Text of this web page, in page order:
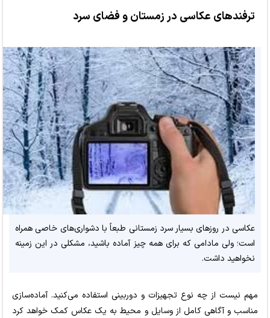
ترفندهای عکاسی در زمستان و فضای سرد
عکاسی در روزهای بسیار سرد زمستانی طبعاً با دشواری‌های خاصی همراه
است؛ ولی مادامی که برای همه چیز آماده باشید، مشکلی در این زمینه
نخواهید داشت.
مهم نیست از چه نوع تجهیزات و دوربینی استفاده می‌کنید. آماده‌سازی
مناسب و آگاهی کامل از وسایل و محیط به یک عکاس کمک خواهد کرد